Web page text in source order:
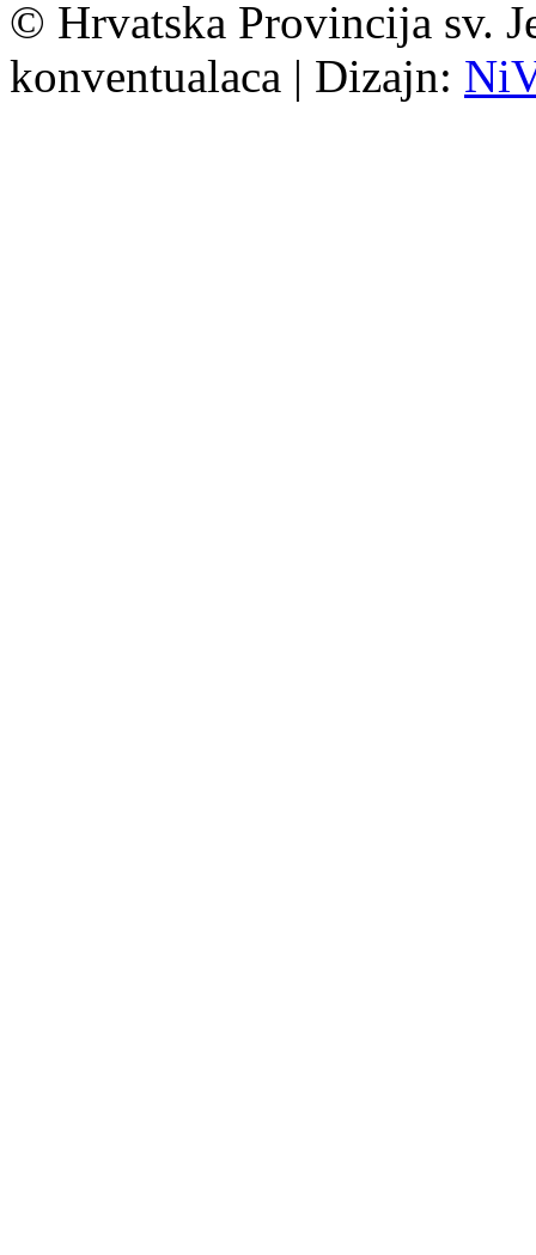
© Hrvatska Provincija sv.
konventualaca | Dizajn: